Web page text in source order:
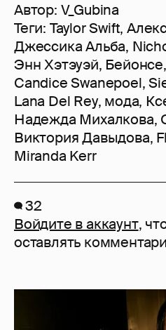
Автор: V_Gubina
Теги: Taylor Swift,
Джессика Альба,
Энн Хэтэуэй, Бейонсе,
Candice Swanepoel,
Lana Del Rey, мода,
Надежда Михалкова,
Виктория Давыдова,
Miranda Kerr
32
Войдите в аккаунт,
оставлять